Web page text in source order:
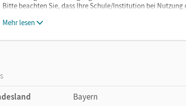
Bitte beachten Sie, dass Ihre Schule/Institution bei
Mehr lesen
Bayern